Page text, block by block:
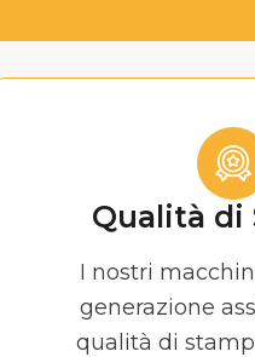
Qualità di
I nostri
generazione
qualità di